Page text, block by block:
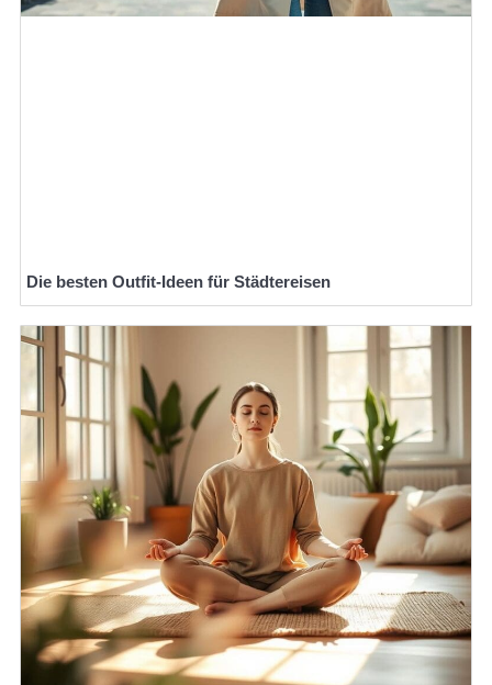
Die besten Outfit-Ideen für Städtereisen